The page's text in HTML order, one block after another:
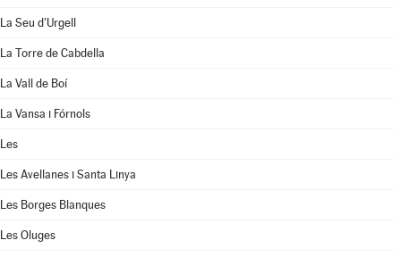
La Seu d'Urgell
La Torre de Cabdella
La Vall de Boí
La Vansa i Fórnols
Les
Les Avellanes i Santa Linya
Les Borges Blanques
Les Oluges